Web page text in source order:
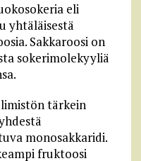
eli
yhtäläisestä
Sakkaroosi on
sokerimolekyyliä
tärkein
monosakkaridi.
fruktoosi